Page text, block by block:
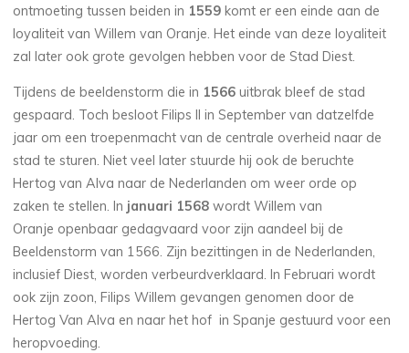
ontmoeting tussen beiden in 1559 komt er een einde aan de
loyaliteit van Willem van Oranje. Het einde van deze loyaliteit
zal later ook grote gevolgen hebben voor de Stad Diest.
Tijdens de beeldenstorm die in 1566 uitbrak bleef de stad
gespaard. Toch besloot Filips II in September van datzelfde
jaar om een troepenmacht van de centrale overheid naar de
stad te sturen. Niet veel later stuurde hij ook de beruchte
Hertog van Alva naar de Nederlanden om weer orde op
zaken te stellen. In januari 1568 wordt Willem van
Oranje openbaar gedagvaard voor zijn aandeel bij de
Beeldenstorm van 1566. Zijn bezittingen in de Nederlanden,
inclusief Diest, worden verbeurdverklaard. In Februari wordt
ook zijn zoon, Filips Willem gevangen genomen door de
Hertog Van Alva en naar het hof in Spanje gestuurd voor een
heropvoeding.